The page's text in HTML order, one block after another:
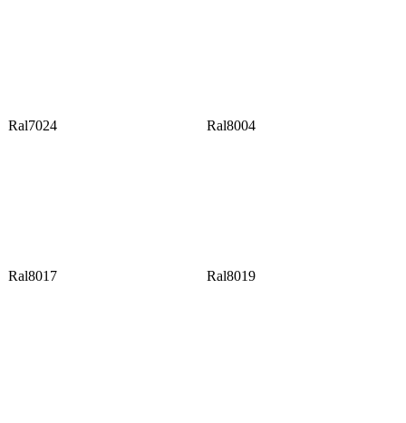
Ral7024 Ral8004
Ral8017 Ral8019